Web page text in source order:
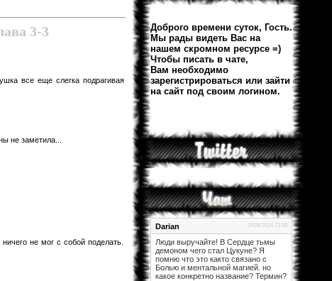
Доброго времени суток, Гость.
Мы рады видеть Вас на
нашем скромном ресурсе =)
Чтобы писать в чате,
Вам необходимо
зарегистрироваться или зайти
на сайт под своим логином.
24.09.2014 21:58
Darian
Люди выручайте! В Сердце тьмы
демоном чего стал Цукуне? Я
помню что это както связано с
Болью и ментальной магией. но
какое конкретно название? Термин?
3-3
все еще слегка подрагивая
не заметила...
не мог с собой поделать.